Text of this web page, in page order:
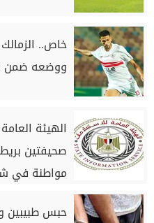
خاص..
ووضعه ضمن
الهيئة
صحيفتين
مواطنة في